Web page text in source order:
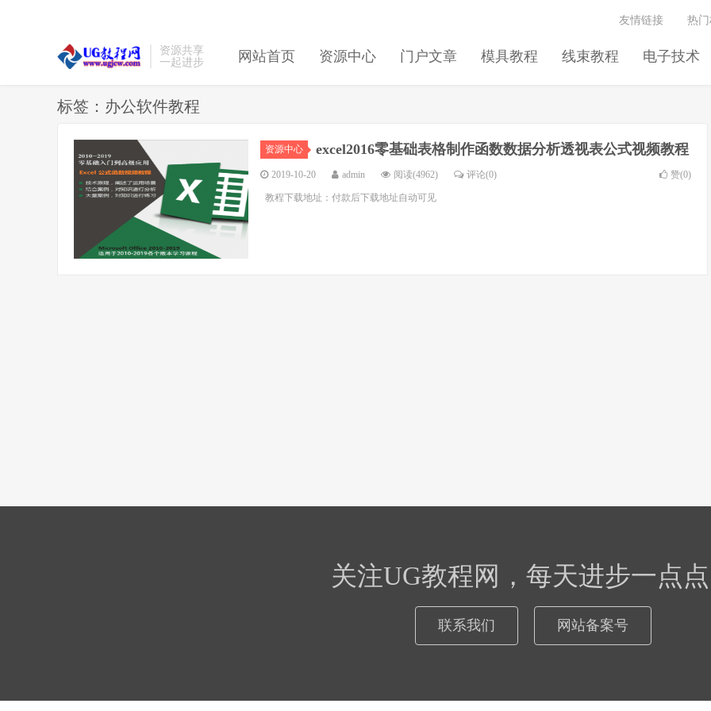
资源共享
一起进步
网站首页 资源中心 门户文章 模具教程 线束教程 电子技术
友情链接 热
标签：办公软件教程
资源中心 excel2016零基础表格制作函数数据分析透视表公式视频教程
2019-10-20 admin 阅读(4962) 评论(0) 赞(0)
教程下载地址：付款后下载地址自动可见
关注UG教程网，每天进步一点
联系我们 网站备案号